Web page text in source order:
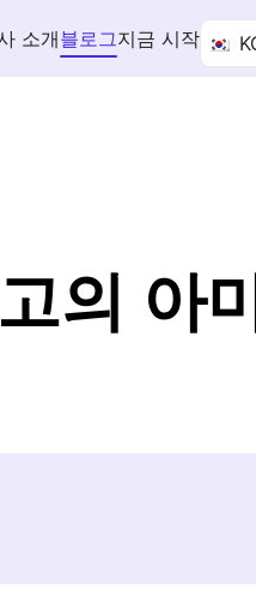
소개블로그지금 시작
의 아